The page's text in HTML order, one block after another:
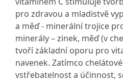
pro zdravou a mladistvě
a měď - minerální trojice
minerály – zinek, měď (v
tvoří základní oporu pro
navenek. Zatímco
vstřebatelnost a účinnost,